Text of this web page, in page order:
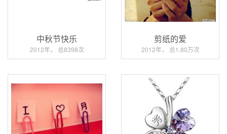
中秋节快乐
2012年， 总8398次
剪纸的爱
2012年， 总1.80万次